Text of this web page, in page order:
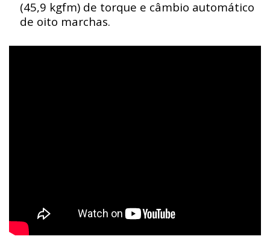
(45,9 kgfm) de torque e câmbio automático
de oito marchas.